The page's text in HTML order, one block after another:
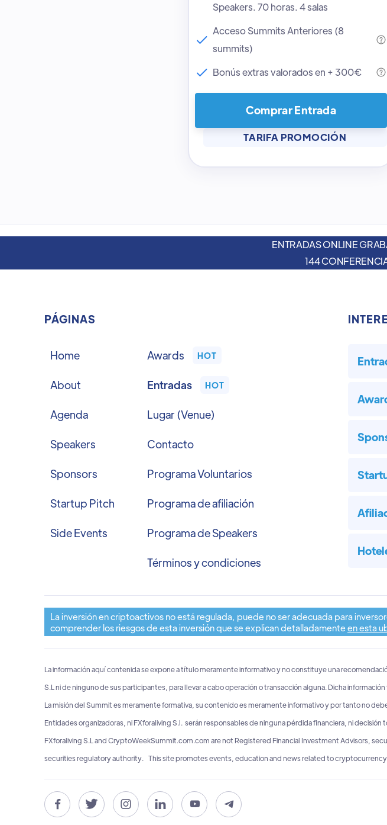
Speakers. 70 horas. 4 salas
Acceso Summits Anteriores (8
summits)
Bonús extras valorados en + 300€
Comprar Entrada
TARIFA PROMOCIÓN
ENTRADAS ONLINE
144
PÁGINAS
Home
About
Agenda
Speakers
Sponsors
Startup Pitch
Side Events
Awards HOT
Entradas HOT
Lugar (Venue)
Contacto
Programa Voluntarios
Programa de afiliación
Programa de Speakers
Términos y condiciones
La inversión en criptoactivos no está regulada, puede no ser adecuada para
comprender los riesgos de esta inversión que se explican detalladamente en esta
La información aquí contenida se expone a título meramente informativo y no constituye una
S.L ni de ninguno de sus participantes, para llevar a cabo operación o transacción alguna. Dicha
La misión del Summit es meramente formativa, su contenido es meramente informativo y por tanto no
Entidades organizadoras, ni FXforaliving S.l. serán responsables de ninguna pérdida financiera, ni
FXforaliving S.L and CryptoWeekSummit.com.com are not Registered Financial Investment Advisors,
securities regulatory authority. This site promotes events, education and news related to
     